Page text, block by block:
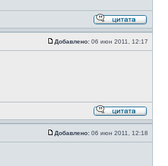
Добавлено: 06 июн 2011, 12:17
Добавлено: 06 июн 2011, 12:18